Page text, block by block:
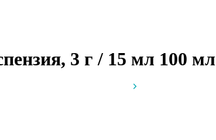
3 г / 15 мл 100 мл